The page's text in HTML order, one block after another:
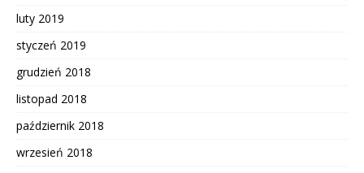
luty 2019
styczeń 2019
grudzień 2018
listopad 2018
październik 2018
wrzesień 2018